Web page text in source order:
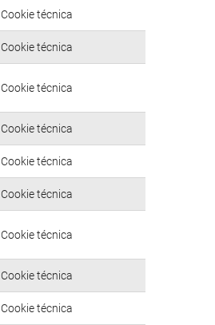
Cookie técnica
Cookie técnica
Cookie técnica
Cookie técnica
Cookie técnica
Cookie técnica
Cookie técnica
Cookie técnica
Cookie técnica